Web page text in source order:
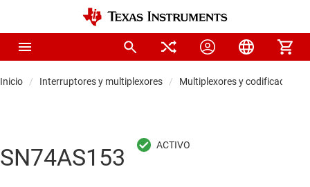
Inicio Interruptores y multiplexores Multiplexores y codificadores
SN74AS153